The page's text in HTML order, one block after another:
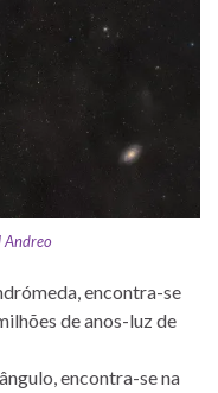
Andreo
encontra-se
de anos-luz de
encontra-se na